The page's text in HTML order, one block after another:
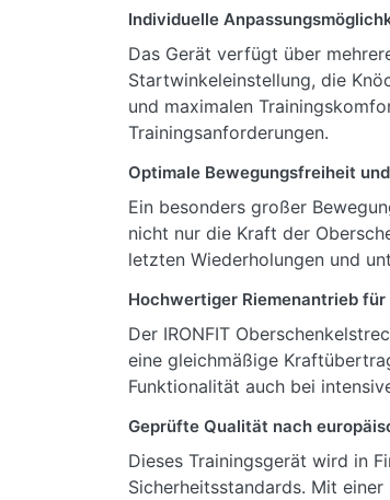
Individuelle
Das Gerät verfügt über
Startwinkeleinstellung, die
und maximalen
Trainingsanforderungen.
Optimale Bewegungsfreiheit
Ein besonders großer
nicht nur die Kraft der
letzten Wiederholungen und
Hochwertiger Riemenantrieb
Der IRONFIT
eine gleichmäßige
Funktionalität auch bei
Geprüfte Qualität nach
Dieses Trainingsgerät wird in
Sicherheitsstandards. Mit